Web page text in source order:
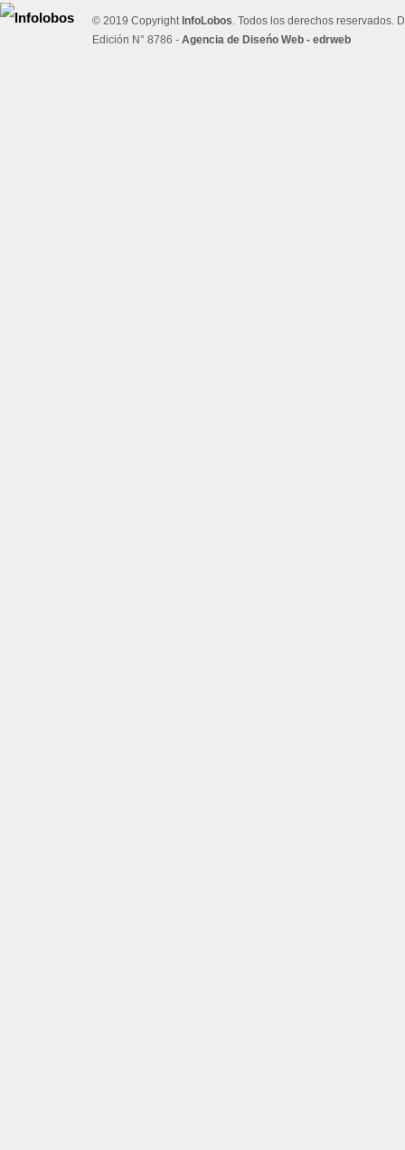
© 2019 Copyright InfoLobos. Todos los derechos reservados.
Edición N° 8786 - Agencia de Diseńo Web - edrweb